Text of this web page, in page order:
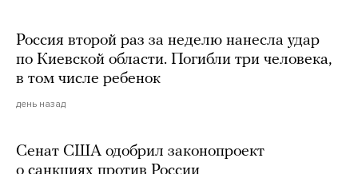
Россия второй раз за неделю нанесла удар
по Киевской области. Погибли три человека,
в том числе ребенок
день назад
Сенат США одобрил законопроект